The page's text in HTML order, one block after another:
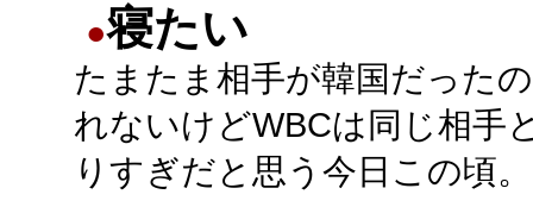
●寝たい
たまたま相手が韓国だった
れないけどWBCは同じ相手
りすぎだと思う今日この頃。